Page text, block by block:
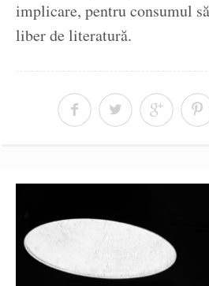
implicare, pentru consumul
liber de literatură.